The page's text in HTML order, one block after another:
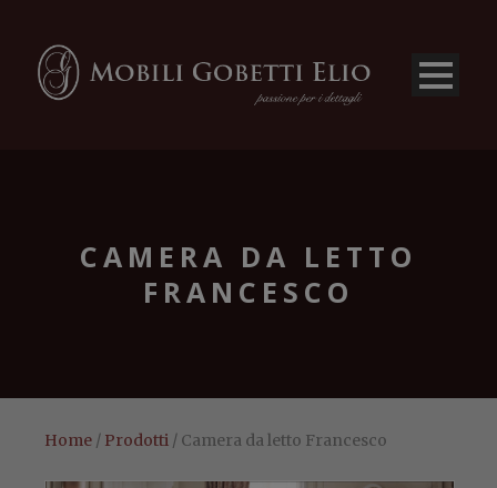
CAMERA DA LETTO
FRANCESCO
Home / Prodotti / Camera da letto Francesco